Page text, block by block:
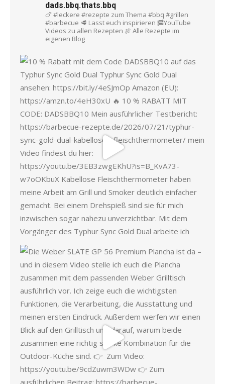
dads.bbq.thats.bbq
🍗 #leckere #rezepte zum Thema #bbq #grillen
#barbecue 🥩 Lasst euch inspirieren 🥓YouTube
Videos zu allen Rezepten 🍖 Alle Rezepte im
eigenen Blog